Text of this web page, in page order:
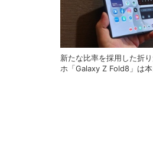
新たな比率を採用した折
ホ「Galaxy Z Fold8」は